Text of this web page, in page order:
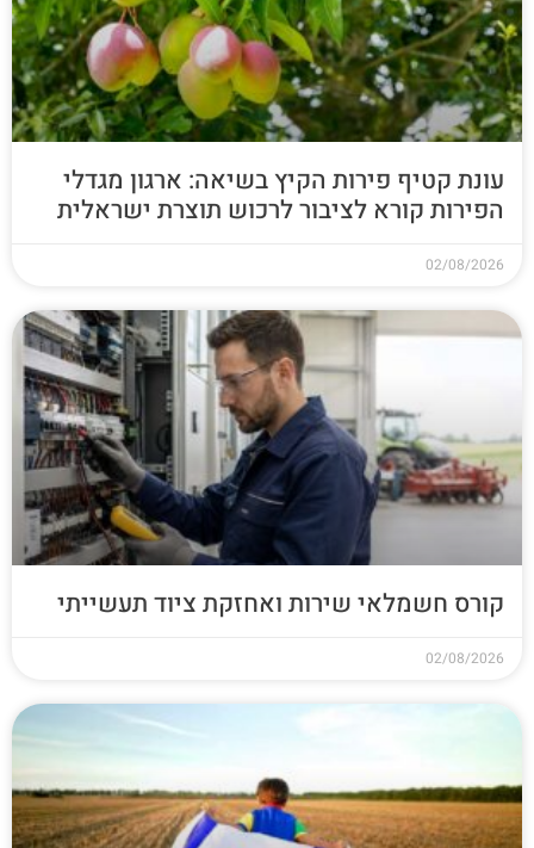
עונת קטיף פירות הקיץ בשיאה: ארגון מגדלי
הפירות קורא לציבור לרכוש תוצרת ישראלית
02/08/2026
קורס חשמלאי שירות ואחזקת ציוד תעשייתי
02/08/2026